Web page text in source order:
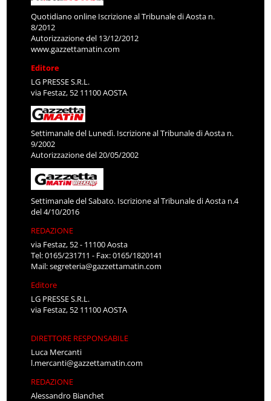
Quotidiano online Iscrizione al Tribunale di Aosta n.
8/2012
Autorizzazione del 13/12/2012
www.gazzettamatin.com
Editore
LG PRESSE S.R.L.
via Festaz, 52 11100 AOSTA
Settimanale del Lunedì. Iscrizione al Tribunale di Aosta n.
9/2002
Autorizzazione del 20/05/2002
Settimanale del Sabato. Iscrizione al Tribunale di Aosta n.4
del 4/10/2016
REDAZIONE
via Festaz, 52 - 11100 Aosta
Tel: 0165/231711 - Fax: 0165/1820141
Mail:segreteria@gazzettamatin.com
Editore
LG PRESSE S.R.L.
via Festaz, 52 11100 AOSTA
DIRETTORE RESPONSABILE
Luca Mercanti
l.mercanti@gazzettamatin.com
REDAZIONE
Alessandro Bianchet